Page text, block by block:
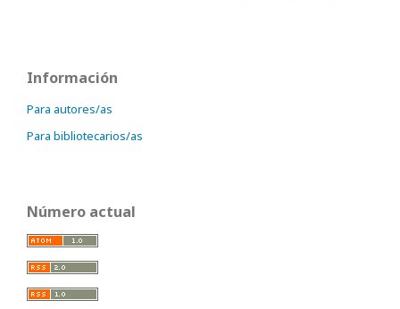
Información
Para autores/as
Para bibliotecarios/as
Número actual